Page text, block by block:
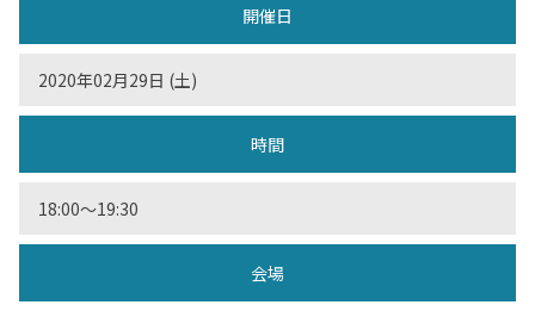
開催日
2020年02月29日 (土)
時間
18:00〜19:30
会場